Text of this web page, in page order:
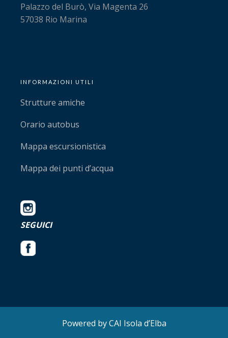
Palazzo del Burò, Via Magenta 26
57038 Rio Marina
INFORMAZIONI UTILI
Strutture amiche
Orario autobus
Mappa escursionistica
Mappa dei punti d’acqua
SEGUICI
Powered by CAI Isola d’Elba